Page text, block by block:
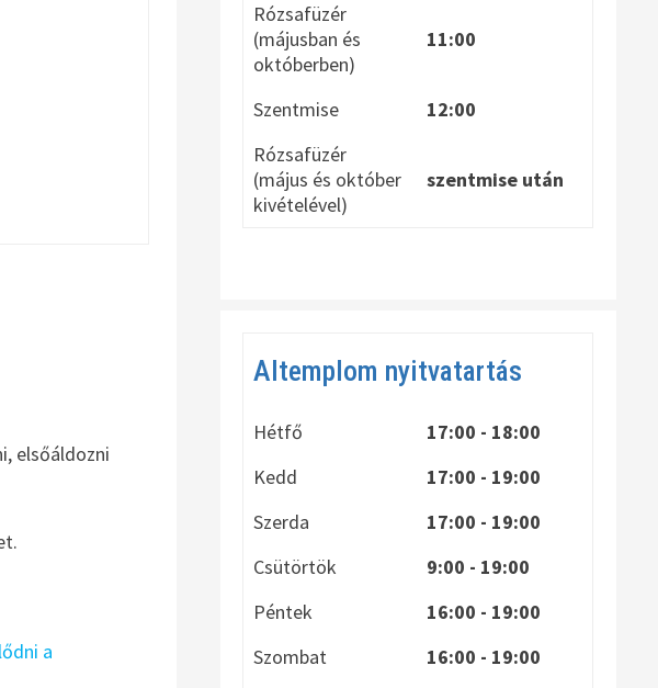
elsőáldozni
a
Rózsafüzér
(májusban és
októberben)
11:00
Szentmise
12:00
Rózsafüzér
(május és október
kivételével)
szentmise után
Altemplom nyitvatartás
Hétfő
17:00 - 18:00
Kedd
17:00 - 19:00
Szerda
17:00 - 19:00
Csütörtök
9:00 - 19:00
Péntek
16:00 - 19:00
Szombat
16:00 - 19:00